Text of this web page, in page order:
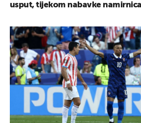
usput, tijekom nabavke